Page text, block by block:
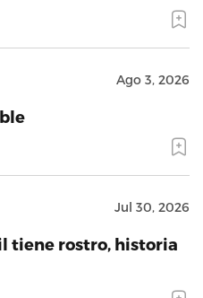
Ago 3, 2026
Jul 30, 2026
tiene rostro, historia